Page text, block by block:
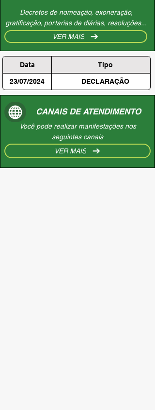
Decretos de nomeação, exoneração,
gratificação, portarias de diárias, resoluções...
VER MAIS
Data Tipo
23/07/2024 DECLARAÇÃO
CANAIS DE ATENDIMENTO
Você pode realizar manifestações nos
seguintes canais
VER MAIS